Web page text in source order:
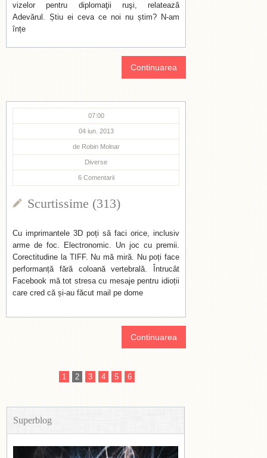
vizelor pentru diplomaţii ruşi, relatează
Adevărul. Știu ei ceva ce noi nu știm? N-am
înțe
Continuarea
07:00
04 iun. 2013
de Robin Molnar
Diverse
6 Comentarii
Scurtissime (313)
Cu imprimantele 3D poți să faci orice, inclusiv
arme de foc. Electronomic. Un joc cu premii.
Corectitudine la TIFF. Nu mă miră. Nu poți face
performanță fără coloană vertebrală. Întrucât
Facebook mă tot stresa cu mesaje pentru idioții
care cred că și-au făcut mail pe dome
Continuarea
1 2 3 4 5 6
Superblog